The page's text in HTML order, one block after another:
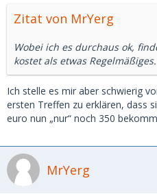
Zitat von MrYerg
Wobei ich es durchaus ok,
kostet als etwas Regelmäßiges.
Ich stelle es mir aber schwierig
ersten Treffen zu erklären, dass
euro nun „nur“ noch 350
MrYerg